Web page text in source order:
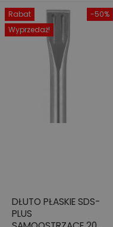
-50%
Rabat
Wyprzedaż!
DŁUTO PŁASKIE SDS-
PLUS